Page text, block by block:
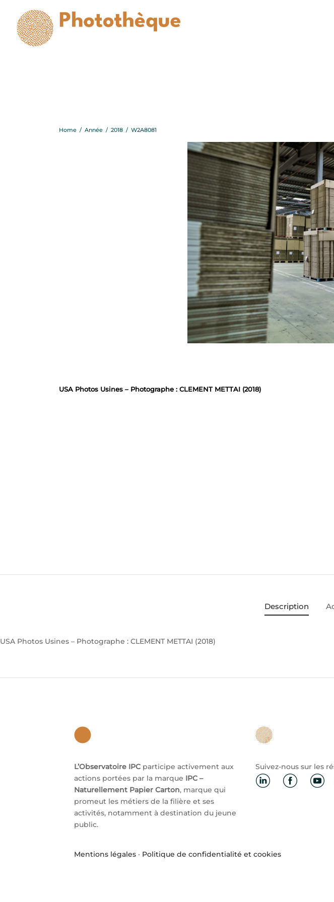
Home / Année / 2018 / W2A8081
USA Photos Usines – Photographe : CLEMENT METTAI (2018)
Description
USA Photos Usines – Photographe : CLEMENT METTAI (2018)
L’Observatoire IPC participe activement aux
actions portées par la marque IPC –
Naturellement Papier Carton, marque qui
promeut les métiers de la filière et ses
activités, notamment à destination du jeune
public.
Suivez-nous sur les
Mentions légales · Politique de confidentialité et cookies